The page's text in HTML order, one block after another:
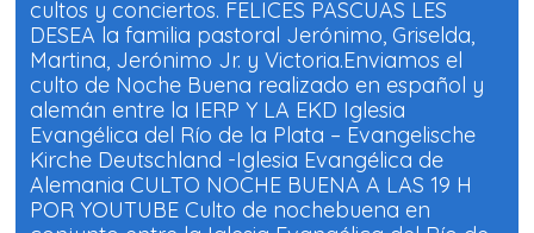
cultos y conciertos. FELICES PASCUAS LES
DESEA la familia pastoral Jerónimo, Griselda,
Martina, Jerónimo Jr. y Victoria.Enviamos el
culto de Noche Buena realizado en español y
alemán entre la IERP Y LA EKD Iglesia
Evangélica del Río de la Plata – Evangelische
Kirche Deutschland -Iglesia Evangélica de
Alemania CULTO NOCHE BUENA A LAS 19 H
POR YOUTUBE Culto de nochebuena en